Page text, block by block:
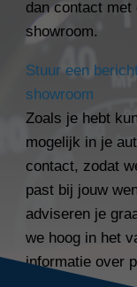
dan contact
showroom.
Stuur een
showroom
Zoals je hebt
mogelijk in je
contact, zodat
past bij jouw
adviseren je
we hoog in het
informatie over